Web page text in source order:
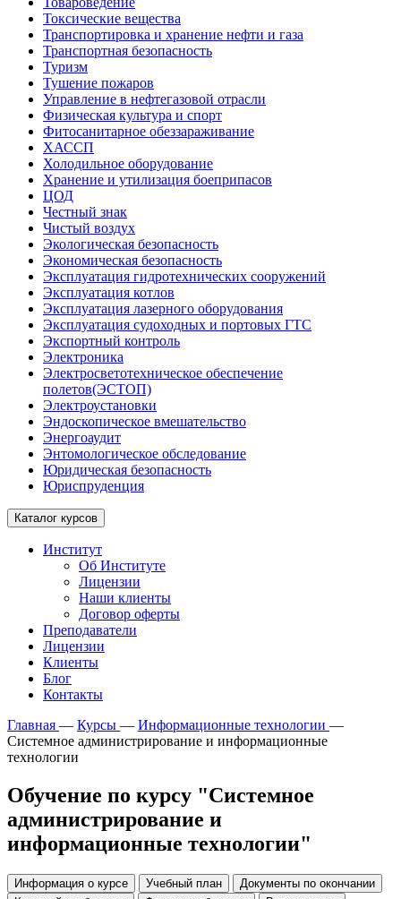
Токсические вещества
Транспортировка и хранение нефти и газа
Транспортная безопасность
Туризм
Тушение пожаров
Управление в нефтегазовой отрасли
Физическая культура и спорт
Фитосанитарное обеззараживание
ХАССП
Холодильное оборудование
Хранение и утилизация боеприпасов
ЦОД
Честный знак
Чистый воздух
Экологическая безопасность
Экономическая безопасность
Эксплуатация гидротехнических сооружений
Эксплуатация котлов
Эксплуатация лазерного оборудования
Эксплуатация судоходных и портовых ГТС
Экспортный контроль
Электроника
Электросветотехническое обеспечение
полетов(ЭСТОП)
Электроустановки
Эндоскопическое вмешательство
Энергоаудит
Энтомологическое обследование
Юридическая безопасность
Юриспруденция
Каталог курсов
Институт
Об Институте
Лицензии
Наши клиенты
Договор оферты
Преподаватели
Лицензии
Клиенты
Блог
Контакты
Главная — Курсы — Информационные технологии —
Системное администрирование и информационные
технологии
Обучение по курсу "Системное
администрирование и
информационные технологии"
Информация о курсе Учебный план
Документы по окончании